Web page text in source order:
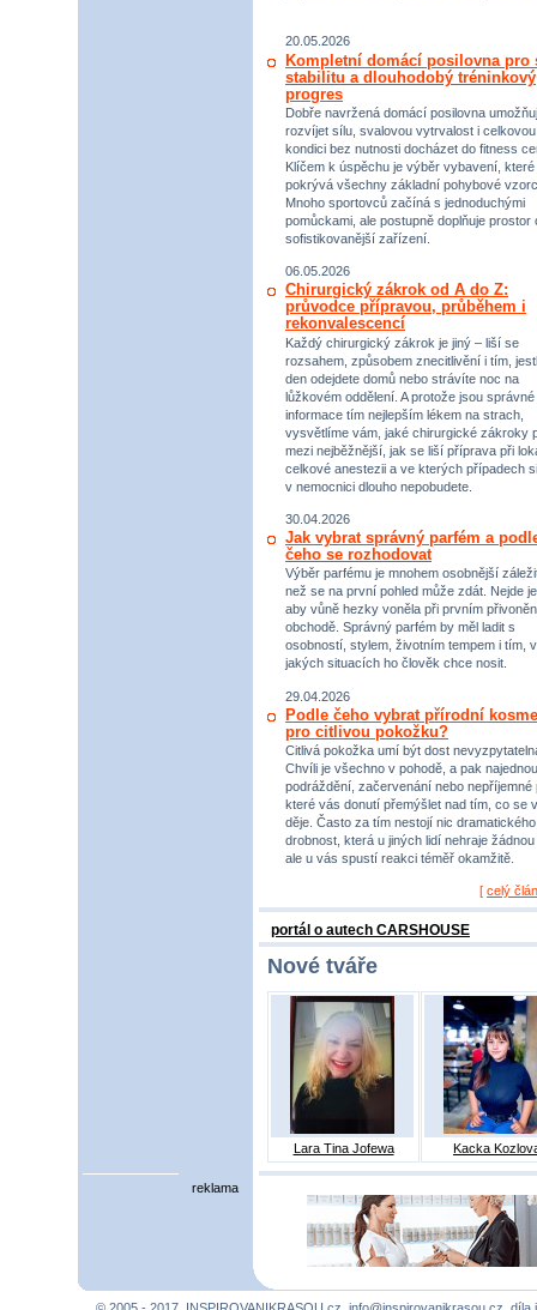
20.05.2026
Kompletní domácí posilovna pro
stabilitu a dlouhodobý tréninkový
progres
Dobře navržená domácí posilovna
rozvíjet sílu, svalovou vytrvalost i celkovou
kondici bez nutnosti docházet do fitness
Klíčem k úspěchu je výběr vybavení, které
pokrývá všechny základní pohybové
Mnoho sportovců začíná s jednoduchými
pomůckami, ale postupně doplňuje prostor
sofistikovanější zařízení.
06.05.2026
Chirurgický zákrok od A do Z:
průvodce přípravou, průběhem i
rekonvalescencí
Každý chirurgický zákrok je jiný – liší se
rozsahem, způsobem znecitlivění i tím,
den odejdete domů nebo strávíte noc na
lůžkovém oddělení. A protože jsou správné
informace tím nejlepším lékem na strach,
vysvětlíme vám, jaké chirurgické zákroky
mezi nejběžnější, jak se liší příprava při
celkové anestezii a ve kterých případech si
v nemocnici dlouho nepobudete.
30.04.2026
Jak vybrat správný parfém a
čeho se rozhodovat
Výběr parfému je mnohem osobnější
než se na první pohled může zdát. Nejde
aby vůně hezky voněla při prvním
obchodě. Správný parfém by měl ladit s
osobností, stylem, životním tempem i tím, v
jakých situacích ho člověk chce nosit.
29.04.2026
Podle čeho vybrat přírodní
pro citlivou pokožku?
Citlivá pokožka umí být dost
Chvíli je všechno v pohodě, a pak
podráždění, začervenání nebo nepříjemné
které vás donutí přemýšlet nad tím, co se
děje. Často za tím nestojí nic
drobnost, která u jiných lidí nehraje žádnou
ale u vás spustí reakci téměř okamžitě.
[ celý
portál o autech CARSHOUSE
Nové tváře
Lara Tina Jofewa Kacka
reklama